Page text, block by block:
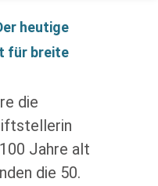
heutige
für breite
die
Jahre alt
die 50.